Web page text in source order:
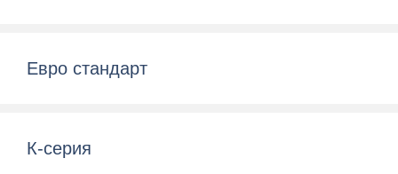
Евро стандарт
К-серия